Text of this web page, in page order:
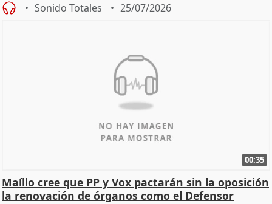
Sonido Totales 25/07/2026
00:35
Maíllo cree que PP y Vox pactarán sin la oposición
la renovación de órganos como el Defensor